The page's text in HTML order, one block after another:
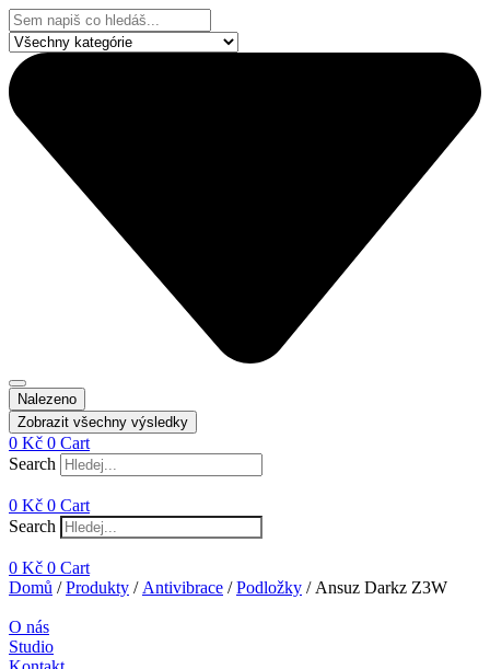
Přejít
k
obsahu
Search
...
Nalezeno
Zobrazit všechny výsledky
0 Kč 0 Cart
Search
0 Kč 0 Cart
Search
0 Kč 0 Cart
Domů /Produkty / Antivibrace /Podložky / Ansuz Darkz Z3W
O nás
Studio